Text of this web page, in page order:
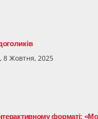
8 Жовтня, 2025
форматі: